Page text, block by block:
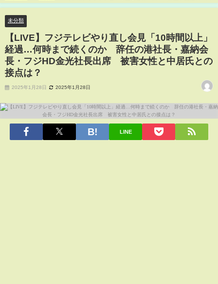
まで続くのか 辞任の港社長・嘉納会長・フジHD金光社長出席 被害女性と中居氏と
未分類
【LIVE】フジテレビやり直し会見「10時間以上」
経過…何時まで続くのか 辞任の港社長・嘉納会
長・フジHD金光社長出席 被害女性と中居氏との
接点は？
2025年1月28日 2025年1月28日
LINE